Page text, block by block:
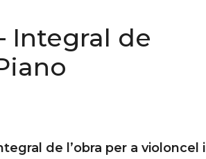
Integral de
de l’obra per a violoncel i